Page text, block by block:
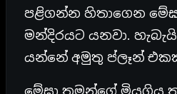
පළිගන්න හිතාගෙන
මන්දිරයට යනවා.
යන්නේ අමුතු ප්ලෑන්
මේඝා තමන්ගේ මියගිය